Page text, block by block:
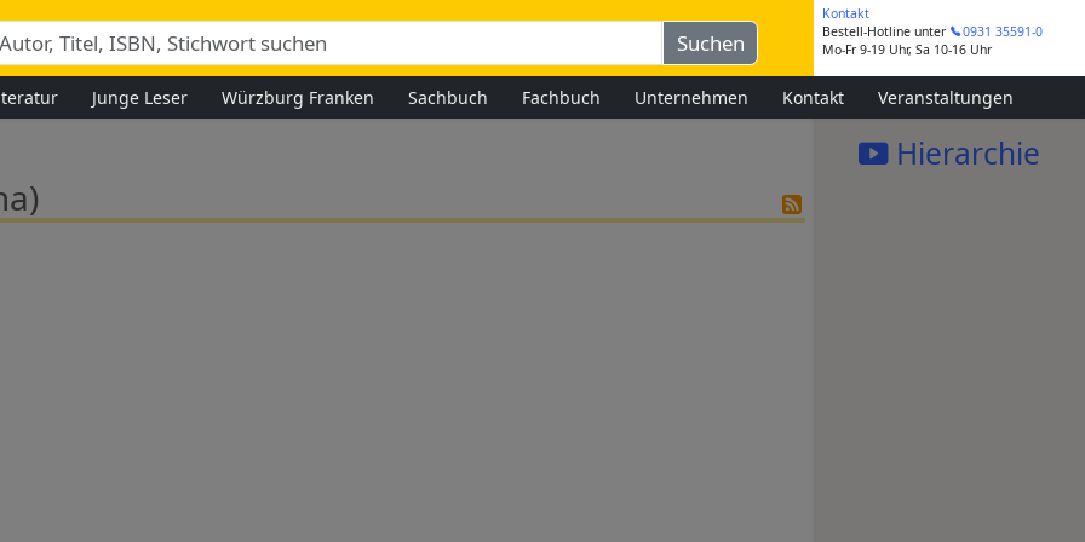
Kontakt
Bestell-Hotline unter
0931 35591-0
Mo-Fr 9-19 Uhr, Sa 10-16 Uhr
Junge Leser Würzburg Franken Sachbuch Fachbuch Unternehmen Kontakt Veranstaltungen
Hierarchie